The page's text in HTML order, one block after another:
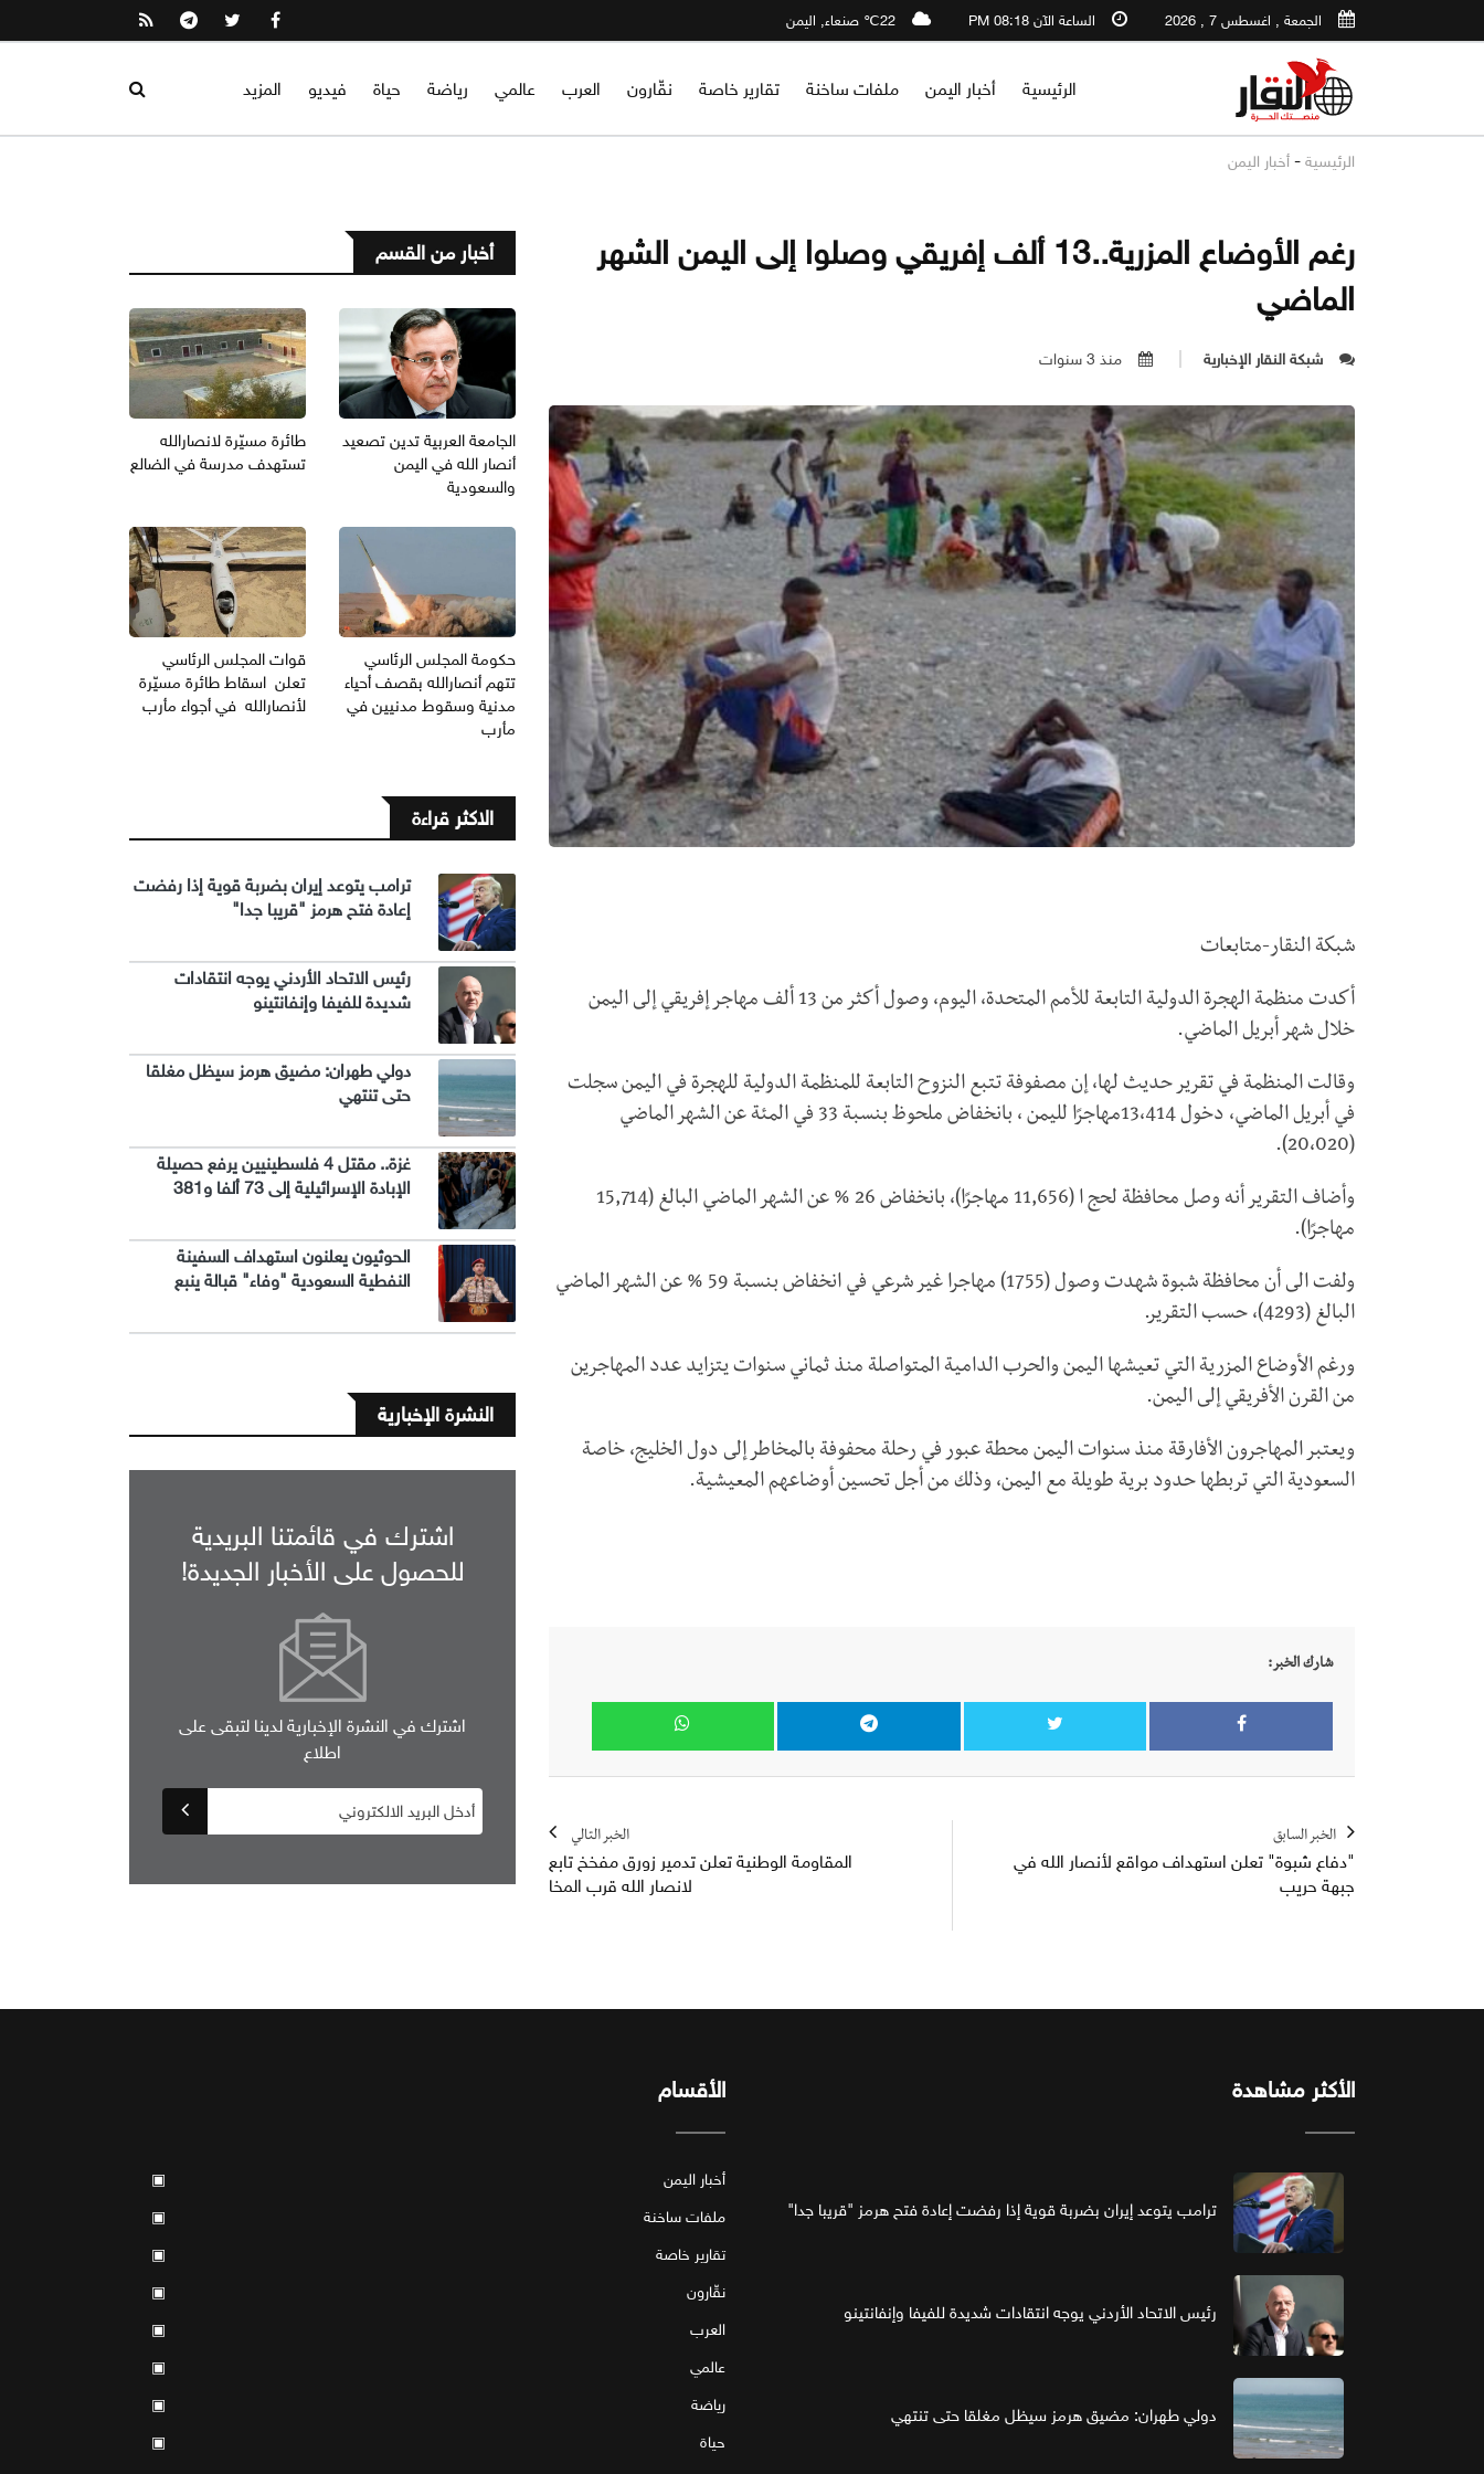
الجمعة , اغسطس 7 , 2026 الساعة الآن 08:18 PM 22℃ صنعاء, اليمن
الرئيسية أخبار اليمن ملفات ساخنة تقارير خاصة نقّارون العرب عالمي رياضة حياة فيديو المزيد
الرئيسية - أخبار اليمن
رغم الأوضاع المزرية..13 ألف إفريقي وصلوا إلى اليمن الشهر
الماضي
شبكة النقار الإخبارية منذ 3 سنوات
شبكة النقار-متابعات
أكدت منظمة الهجرة الدولية التابعة للأمم المتحدة، اليوم، وصول أكثر من 13 ألف مهاجر إفريقي إلى اليمن
خلال شهر أبريل الماضي.
وقالت المنظمة في تقرير حديث لها، إن مصفوفة تتبع النزوح التابعة للمنظمة الدولية للهجرة في اليمن سجلت
في أبريل الماضي، دخول 13،414مهاجرًا لليمن ، بانخفاض ملحوظ بنسبة 33 في المئة عن الشهر الماضي
(20،020).
وأضاف التقرير أنه وصل محافظة لحج ا (11,656 مهاجرًا)، بانخفاض 26 % عن الشهر الماضي البالغ (15,714
مهاجرًا).
ولفت الى أن محافظة شبوة شهدت وصول (1755) مهاجرا غير شرعي في انخفاض بنسبة 59 % عن الشهر الماضي
البالغ (4293)، حسب التقرير.
ورغم الأوضاع المزرية التي تعيشها اليمن والحرب الدامية المتواصلة منذ ثماني سنوات يتزايد عدد المهاجرين
من القرن الأفريقي إلى اليمن.
ويعتبر المهاجرون الأفارقة منذ سنوات اليمن محطة عبور في رحلة محفوفة بالمخاطر إلى دول الخليج، خاصة
السعودية التي تربطها حدود برية طويلة مع اليمن، وذلك من أجل تحسين أوضاعهم المعيشية.
شارك الخبر:
الخبر السابق
"دفاع شبوة" تعلن استهداف مواقع لأنصار الله في
جبهة حريب
الخبر التالي
المقاومة الوطنية تعلن تدمير زورق مفخخ تابع
لانصار الله قرب المخا
أخبار من القسم
الجامعة العربية تدين تصعيد
أنصار الله في اليمن
والسعودية
طائرة مسيّرة لانصارالله
تستهدف مدرسة في الضالع
حكومة المجلس الرئاسي
تتهم أنصارالله بقصف أحياء
مدنية وسقوط مدنيين في
مأرب
قوات المجلس الرئاسي
تعلن اسقاط طائرة مسيّرة
لأنصارالله في أجواء مأرب
الاكثر قراءة
ترامب يتوعد إيران بضربة قوية إذا رفضت
إعادة فتح هرمز "قريبا جدا"
رئيس الاتحاد الأردني يوجه انتقادات
شديدة للفيفا وإنفانتينو
دولي طهران: مضيق هرمز سيظل مغلقا
حتى تنتهي
غزة.. مقتل 4 فلسطينيين يرفع حصيلة
الإبادة الإسرائيلية إلى 73 ألفا و381
الحوثيون يعلنون استهداف السفينة
النفطية السعودية "وفاء" قبالة ينبع
النشرة الإخبارية
اشترك في قائمتنا البريدية
للحصول على الأخبار الجديدة!
اشترك في النشرة الإخبارية لدينا لتبقى على
اطلاع
الأكثر مشاهدة
ترامب يتوعد إيران بضربة قوية إذا رفضت إعادة فتح هرمز "قريبا جدا"
رئيس الاتحاد الأردني يوجه انتقادات شديدة للفيفا وإنفانتينو
دولي طهران: مضيق هرمز سيظل مغلقا حتى تنتهي
الأقسام
أخبار اليمن
▣
ملفات ساخنة
▣
تقارير خاصة
▣
نقّارون
▣
العرب
▣
عالمي
▣
رياضة
▣
حياة
▣